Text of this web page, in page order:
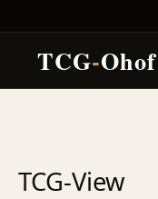
TCG-Ohof
TCG-View